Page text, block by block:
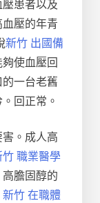
患者以及
壓的年青
新竹 出國備
使血壓回
一台老舊
回正常。
。成人高
竹 職業醫學
高膽固醇的
新竹 在職體